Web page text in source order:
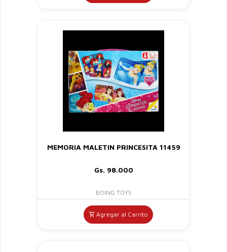
MEMORIA MALETIN PRINCESITA 11459
Gs. 98.000
BOING TOYS
Agregar al Carrito